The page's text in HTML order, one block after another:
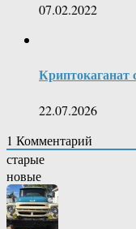
07.02.2022
22.07.2026
1 Комментарий
старые
новые